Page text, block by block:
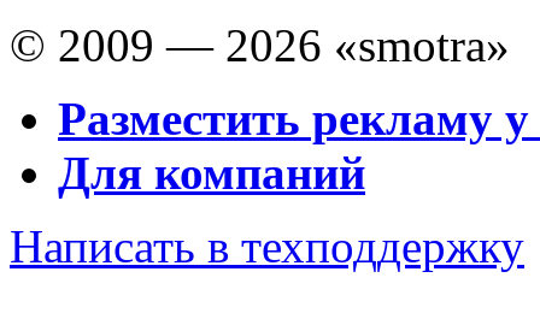
© 2009 — 2026 «smotra»
Разместить рекламу у
Для компаний
Написать в техподдержку